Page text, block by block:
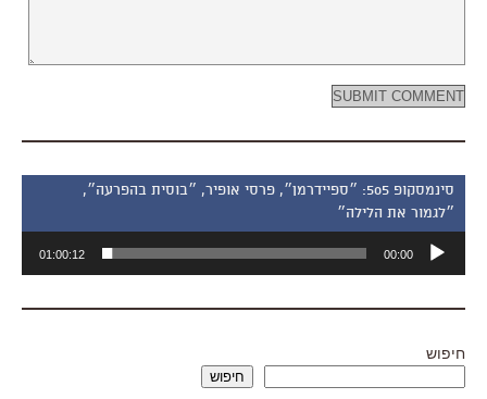
סינמסקופ 505: ״ספיידרמן״, פרסי אופיר, ״בוסית בהפרעה״,
״לגמור את הלילה״
אודיו
00:00
01:00:12
חיפוש
חיפוש